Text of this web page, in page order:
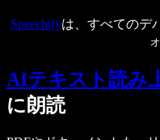
Speechifyは、すべてのデ
AIテキスト読み
に朗読